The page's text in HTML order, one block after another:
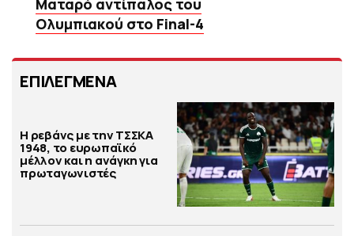
Ματαρό αντίπαλος του
Ολυμπιακού στο Final-4
ΕΠΙΛΕΓΜΕΝΑ
Η ρεβάνς με την ΤΣΣΚΑ
1948, το ευρωπαϊκό
μέλλον και η ανάγκη για
πρωταγωνιστές